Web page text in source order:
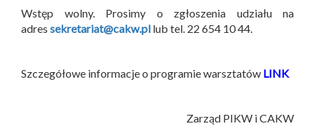
Wstęp wolny. Prosimy o zgłoszenia udziału na
adres sekretariat@cakw.pl lub tel. 22 654 10 44.
Szczegółowe informacje o programie warsztatów LINK
Zarząd PIKW i CAKW